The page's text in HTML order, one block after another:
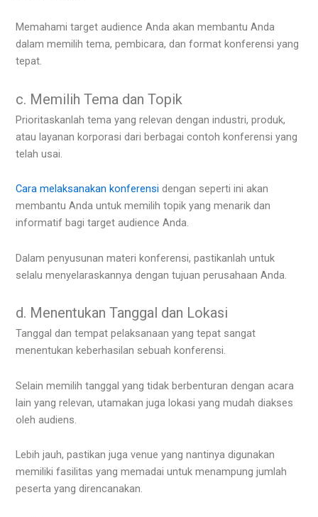
Memahami target audience Anda akan membantu Anda
dalam memilih tema, pembicara, dan format konferensi yang
tepat.
c. Memilih Tema dan Topik
Prioritaskanlah tema yang relevan dengan industri, produk,
atau layanan korporasi dari berbagai contoh konferensi yang
telah usai.
Cara melaksanakan konferensi dengan seperti ini akan
membantu Anda untuk memilih topik yang menarik dan
informatif bagi target audience Anda.
Dalam penyusunan materi konferensi, pastikanlah untuk
selalu menyelaraskannya dengan tujuan perusahaan Anda.
d. Menentukan Tanggal dan Lokasi
Tanggal dan tempat pelaksanaan yang tepat sangat
menentukan keberhasilan sebuah konferensi.
Selain memilih tanggal yang tidak berbenturan dengan acara
lain yang relevan, utamakan juga lokasi yang mudah diakses
oleh audiens.
Lebih jauh, pastikan juga venue yang nantinya digunakan
memiliki fasilitas yang memadai untuk menampung jumlah
peserta yang direncanakan.